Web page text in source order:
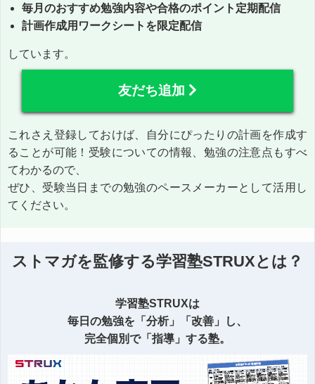
毎月のおすすめ勉強内容や合格のポイント定期配信
計画作成用ワークシートを限定配信
しています。
友だち追加
これさえ登録しておけば、自分にぴったりの計画を作成す
ることが可能！受験についての情報、勉強の注意点もすべ
てわかるので、
ぜひ、受験当日までの勉強のペースメーカーとして活用し
てください。
ストマガを監修する学習塾STRUXとは？
学習塾STRUXは
毎日の勉強を「分析」「改善」し、
完全個別で「指導」する塾。